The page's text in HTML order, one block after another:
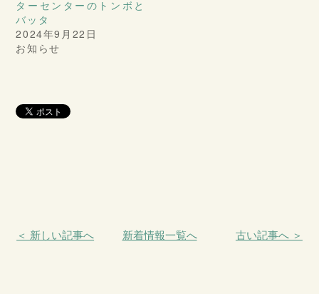
ターセンターのトンボと
バッタ
2024年9月22日
お知らせ
＜ 新しい記事へ 新着情報一覧へ 古い記事へ ＞